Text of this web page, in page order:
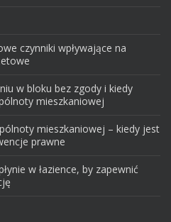
czynniki wpływające na
w bloku bez zgody i kiedy
mieszkaniowej
mieszkaniowej – kiedy jest
prawne
w łazience, by zapewnić